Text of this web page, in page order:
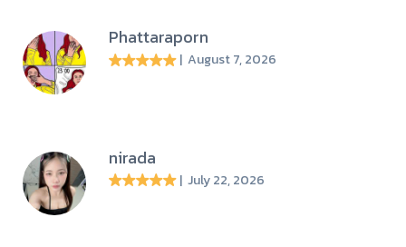
Phattaraporn
| August 7, 2026
nirada
| July 22, 2026